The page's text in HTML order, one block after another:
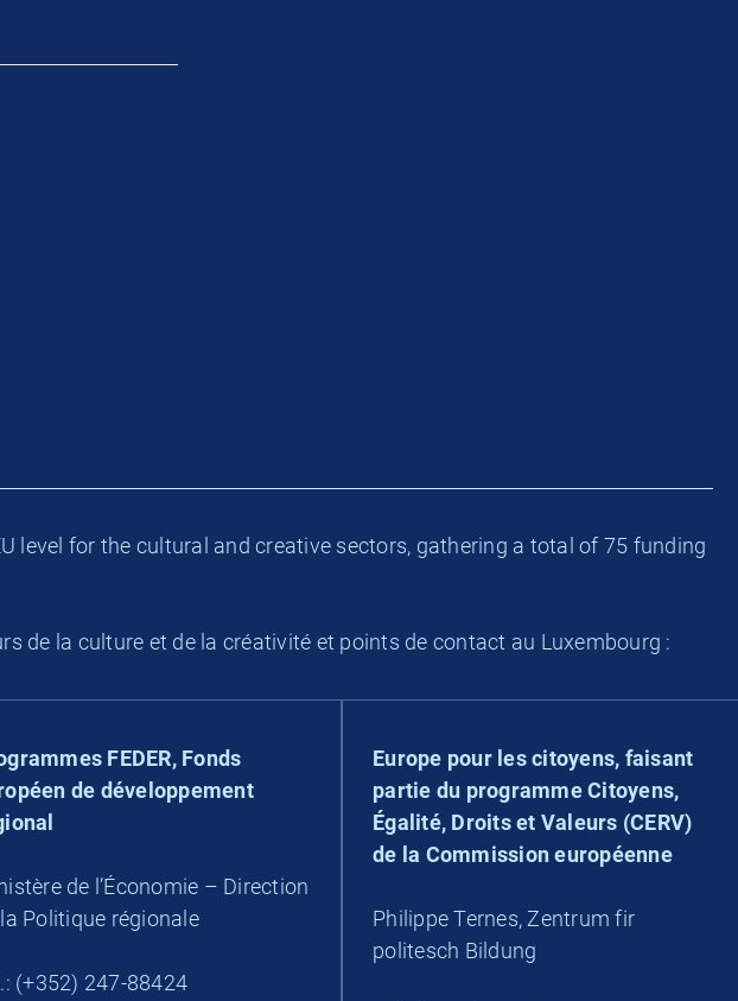
level for the cultural and creative sectors, gathering a total of 75 funding
de la culture et de la créativité et points de contact au Luxembourg :
FEDER, Fonds
de développement
de l’Économie – Direction
Politique régionale
(+352) 247-88424
Europe pour les citoyens, faisant
partie du programme Citoyens,
Égalité, Droits et Valeurs (CERV)
de la Commission européenne
Philippe Ternes, Zentrum fir
politesch Bildung